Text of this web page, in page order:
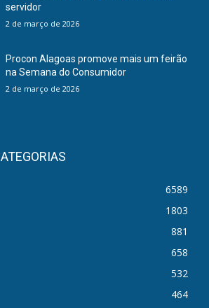
servidor
2 de março de 2026
Procon Alagoas promove mais um feirão
na Semana do Consumidor
2 de março de 2026
6589
1803
881
658
532
464